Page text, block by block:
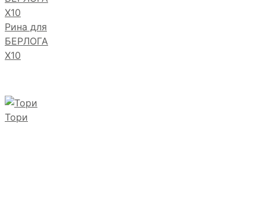
Рина для
БЕРЛОГА
Х10
Тори